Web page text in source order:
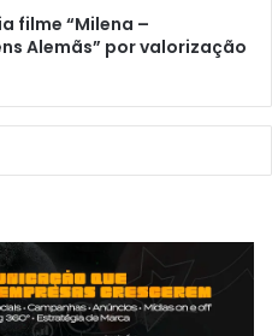
filme “Milena –
Alemãs” por valorização